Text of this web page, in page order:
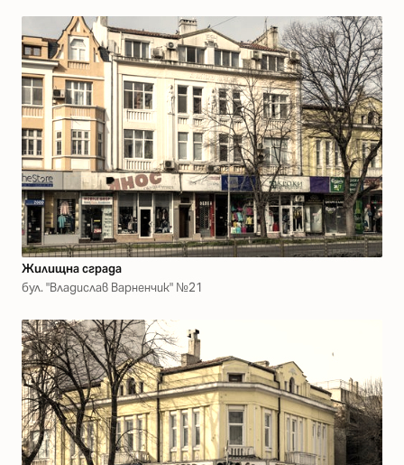
Жилищна сграда
бул. "Владислав Варненчик" №21